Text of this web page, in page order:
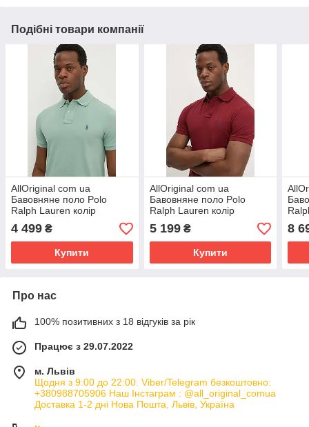
Подібні товари компанії
AllOriginal com ua
Бавовняне поло Polo
Ralph Lauren колір
зелений однотонне
710536856 РОЗМІРИ
ЗАПИТУЙТЕ
4 499 ₴
Купити
AllOriginal com ua
Бавовняне поло Polo
Ralph Lauren колір
бордовий однотонне
710536856 РОЗМІРИ
ЗАПИТУЙТЕ
5 199₴
Купити
8
Про нас
100% позитивних з 18 відгуків за рік
Працює з 29.07.2022
м. Львів
Щодня з 9:00 до 22:00. Viber/Telegram безкоштовно:
+380988705906 Наш Інстаграм : @all_original_comua
Доставка 1-2 дні Нова Пошта, Львів, Україна